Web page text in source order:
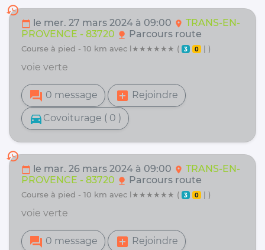
history
calendar_today le mer. 27 mars 2024 à 09:00 location_on TRANS-EN-
PROVENCE - 83720 nature Parcours route
course à pied - 10 km avec l★★★★★★ ( 3 0 | )
voie verte
forum 0 message add_box Rejoindre
directions_car Covoiturage ( 0 )
history
calendar_today le mar. 26 mars 2024 à 09:00 location_on TRANS-EN-
PROVENCE - 83720 nature Parcours route
course à pied - 10 km avec l★★★★★★ ( 3 0 | )
voie verte
forum 0 message add_box Rejoindre